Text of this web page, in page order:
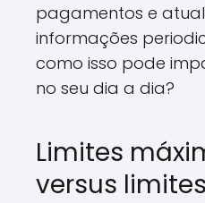
pagamentos e
informações
como isso pode
no seu dia a dia?
Limites
versus